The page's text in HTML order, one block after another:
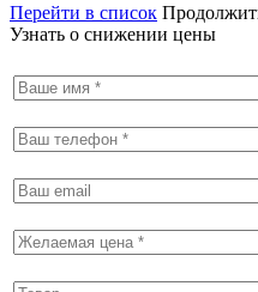
Перейти в список
Узнать о снижении цены